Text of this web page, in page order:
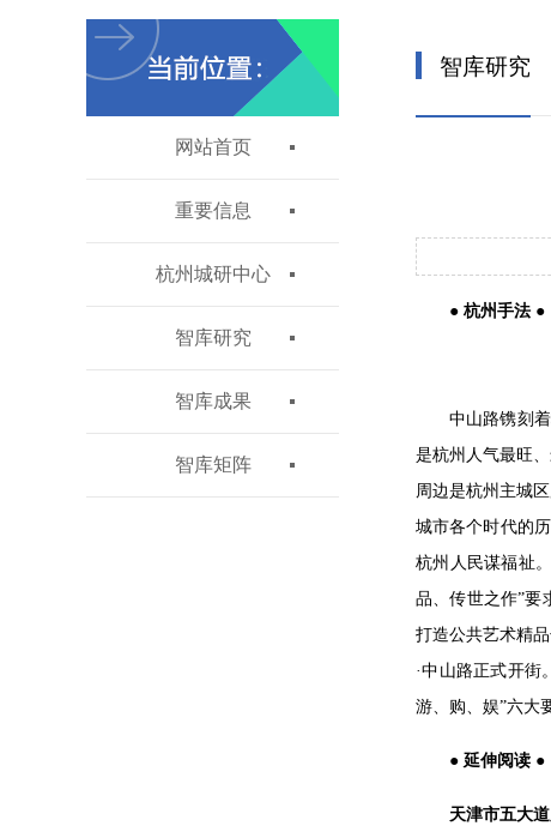
网站首页
重要信息
杭州城研中心
智库研究
智库成果
智库矩阵
智库研究
● 杭州手法 ●
中山路镌刻
是杭州人气最旺
周边是杭州主城
城市各个时代的
杭州人民谋福祉
品、传世之作”要
打造公共艺术精
·中山路正式开街
游、购、娱”六大
● 延伸阅读 ●
天津市五大